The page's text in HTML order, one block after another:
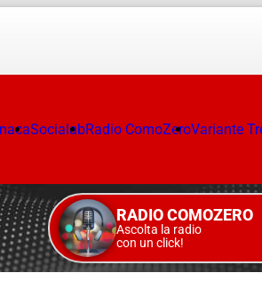
SocialabRadio ComoZeroVariante
RADIO COMOZERO
Ascolta la radio
con un click!